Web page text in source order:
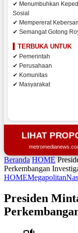
✔ Menumbuhkan
Sosial
✔ Mempererat
✔ Semangat Gotong
TERBUKA UNTUK
✔ Pemerintah
✔ Perusahaan
✔ Komunitas
✔ Masyarakat
LIHAT
Beranda HOME
Perkembangan
HOMEMegapolitan
Presiden